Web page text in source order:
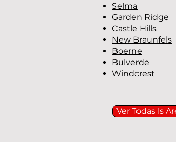
Selma
Garden Ridge
Castle Hills
New Braunfels
Boerne
Bulverde
Windcrest
Ver Todas ls